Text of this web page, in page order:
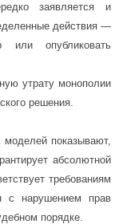
заявляется и
действия —
или опубликовать
утрату монополии
решения.
показывают,
абсолютной
требованиям
с нарушением прав
порядке.